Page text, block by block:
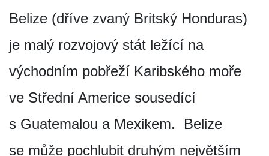
Belize (dříve zvaný Britský Honduras)
je malý rozvojový stát ležící na
východním pobřeží Karibského moře
ve Střední Americe sousedící
s Guatemalou a Mexikem. Belize
se může pochlubit druhým největším